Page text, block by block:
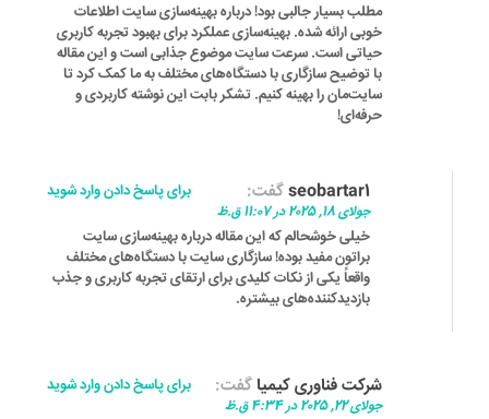
مطلب بسیار جالبی بود! درباره بهینه‌سازی سایت اطلاعات
خوبی ارائه شده. بهینه‌سازی عملکرد برای بهبود تجربه کاربری
حیاتی است. سرعت سایت موضوع جذابی است و این مقاله
با توضیح سازگاری با دستگاه‌های مختلف به ما کمک کرد تا
سایت‌مان را بهینه کنیم. تشکر بابت این نوشته کاربردی و
حرفه‌ای!
seobartar1گفت:
جولای 18, 2025 در 11:07 ق.ظ
خیلی خوشحالم که این مقاله درباره بهینه‌سازی سایت
براتون مفید بوده! سازگاری سایت با دستگاه‌های مختلف
واقعاً یکی از نکات کلیدی برای ارتقای تجربه کاربری و جذب
بازدیدکننده‌های بیشتره.
برای پاسخ دادن وارد شوید
شرکت فناوری کیمیاگفت:
جولای 22, 2025 در 4:34 ق.ظ
برای پاسخ دادن وارد شوید